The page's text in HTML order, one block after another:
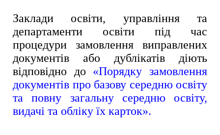
Заклади освіти, управління та
департаменти освіти під час
процедури замовлення виправлених
документів або дублікатів діють
відповідно до «Порядку замовлення
документів про базову середню освіту
та повну загальну середню освіту,
видачі та обліку їх карток».